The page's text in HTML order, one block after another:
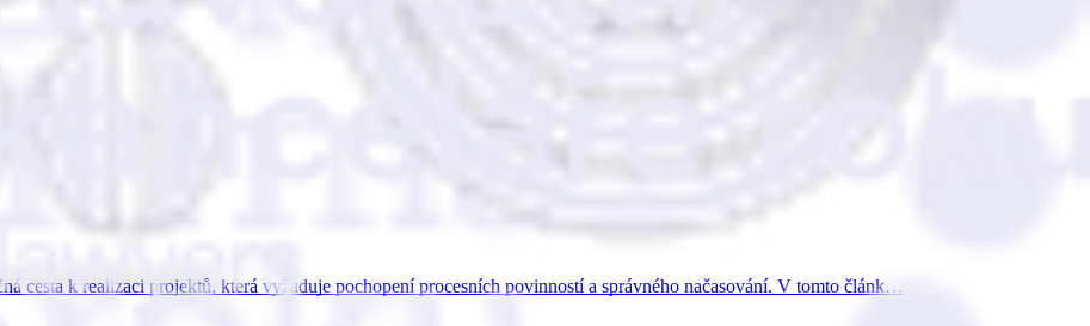
cesta k realizaci projektů, která vyžaduje pochopení procesních povinností a správného načasování. V tomto článk…